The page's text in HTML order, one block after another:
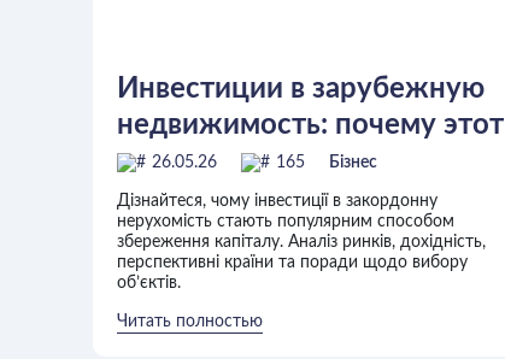
Инвестиции в зарубежную
недвижимость: почему этот
способ сохранения капитала
26.05.26 165 Бізнес
Дізнайтеся, чому інвестиції в закордонну
нерухомість стають популярним способом
збереження капіталу. Аналіз ринків, дохідність,
перспективні країни та поради щодо вибору
об’єктів.
Читать полностью